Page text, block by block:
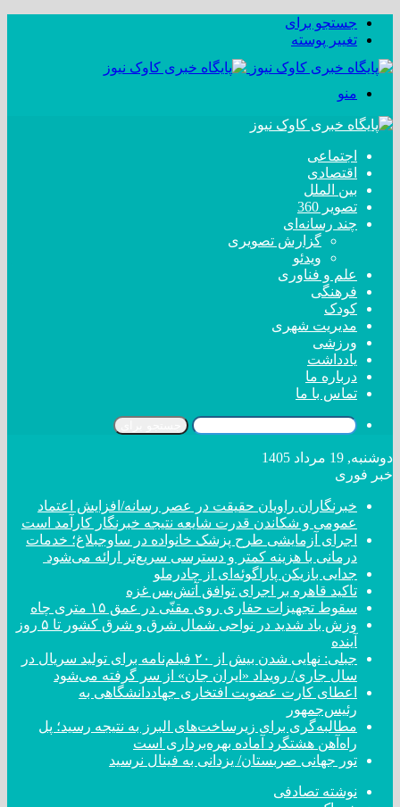
جستجو برای
تغییر پوسته
منو
اجتماعی
اقتصادی
بین الملل
تصویر 360
چند رسانه‌ای
گزارش تصویری
ویدئو
علم و فناوری
فرهنگی
کودک
مدیریت شهری
ورزشی
یادداشت
درباره ما
تماس با ما
دوشنبه, 19 مرداد 1405
خبر فوری
خبرنگاران راویان حقیقت در عصر رسانه/افزایش اعتماد
عمومی و شکاندن قدرت شایعه نتیجه خبرنگار کارآمد است
اجرای آزمایشی طرح پزشک خانواده در ساوجبلاغ؛ خدمات
درمانی با هزینه کمتر و دسترسی سریع‌تر ارائه می‌شود
جدایی بازیکن پاراگوئه‌ای از چادرملو
تاکید قاهره بر اجرای توافق آتش‌بس غزه
سقوط تجهیزات حفاری روی مقنّی در عمق ۱۵ متری چاه
وزش باد شدید در نواحی شمال شرق و شرق کشور تا ۵ روز
آینده
جبلی: نهایی شدن بیش از ۲۰ فیلم‌نامه برای تولید سریال در
سال جاری/ رویداد «ایران جان» از سر گرفته می‌شود
اعطای کارت عضویت افتخاری جهاددانشگاهی به
رئیس‌جمهور
مطالبه‌گری برای زیرساخت‌های البرز به نتیجه رسید؛ پل
راه‌آهن هشتگرد آماده بهره‌برداری است
تور جهانی صربستان/ یزدانی به فینال نرسید
نوشته تصادفی